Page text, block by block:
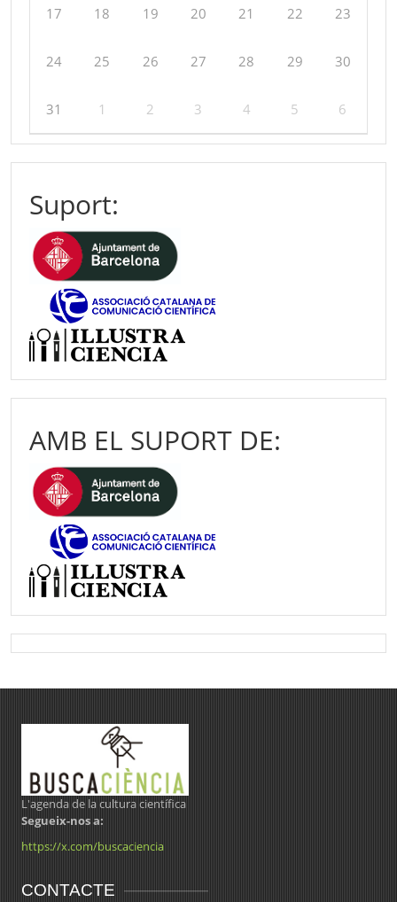
17 18 19 20 21 22 23
24 25 26 27 28 29 30
31 1 2 3 4 5 6
Suport:
AMB EL SUPORT DE:
L'agenda de la cultura científica
Segueix-nos a:
https://x.com/buscaciencia
CONTACTE